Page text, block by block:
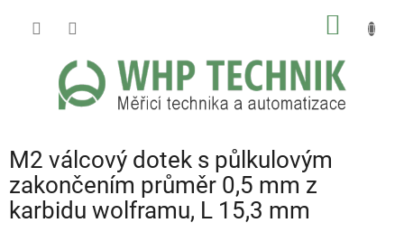
M2 válcový dotek s půlkulovým
zakončením průměr 0,5 mm z
karbidu wolframu, L 15,3 mm